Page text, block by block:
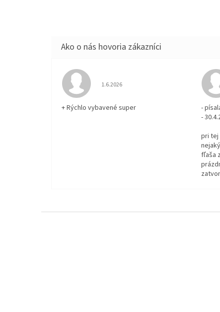
Hodnotenie obchodu je 5 z 5
1.6.2026
+ Rýchlo vybavené super
-
-
pri tej
fľaša